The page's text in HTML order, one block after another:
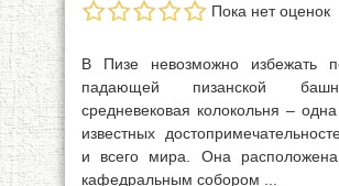
Пока нет оценок
В Пизе невозможно избежать
падающей пизанской
средневековая колокольня –
известных
и всего мира. Она
кафедральным собором ...